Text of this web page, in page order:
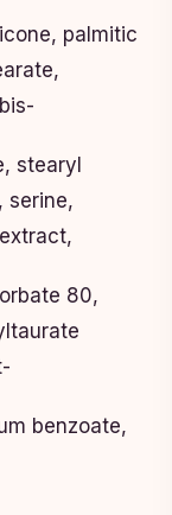
palmitic
stearyl
serine,
80,
benzoate,